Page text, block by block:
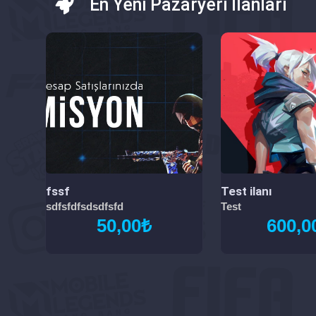
En Yeni Pazaryeri İlanları
fssf
sdfsfdfsdsdfsfd
50,00₺
Test ilanı
Test